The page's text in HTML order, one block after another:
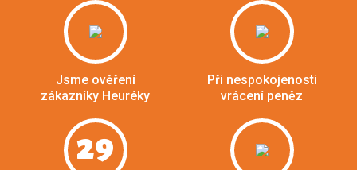
Jsme ověření
zákazníky Heuréky
Při nespokojenosti
vrácení peněz
29